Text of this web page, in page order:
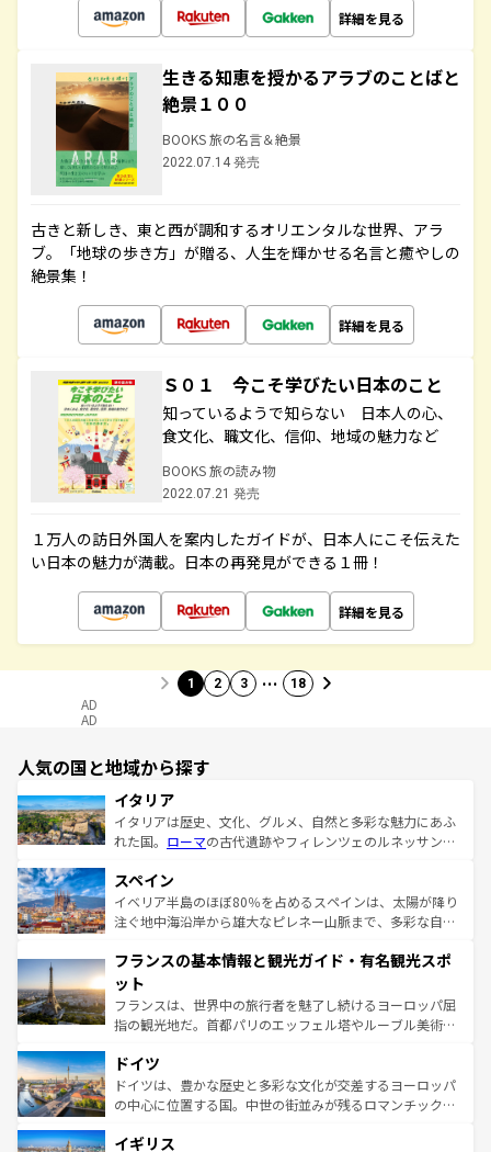
詳細を見る
生きる知恵を授かるアラブのことばと
絶景１００
BOOKS 旅の名言＆絶景
2022.07.14 発売
古きと新しき、東と西が調和するオリエンタルな世界、アラ
ブ。「地球の歩き方」が贈る、人生を輝かせる名言と癒やしの
絶景集！
詳細を見る
Ｓ０１ 今こそ学びたい日本のこと
知っているようで知らない 日本人の心、
食文化、職文化、信仰、地域の魅力など
BOOKS 旅の読み物
2022.07.21 発売
１万人の訪日外国人を案内したガイドが、日本人にこそ伝えた
い日本の魅力が満載。日本の再発見ができる１冊！
詳細を見る
1 2 3 … 18
AD
AD
人気の国と地域から探す
イタリア
イタリアは歴史、文化、グルメ、自然と多彩な魅力にあふ
れた国。 ローマの古代遺跡やフィレンツェのルネッサンス
ろん、トスカーナの美しい田園風景やアマルフィ海岸の絶
景など、自然景観も見逃せない。観光の合間には、本場の
ピザやパスタなど、絶品のイタリア料理を堪能することも
ませてくれるイタリアで、忘れられない旅をしてみよう！
なお、新着のイタリア情報は
しい。
スペイン
イベリア半島のほぼ80％を占めるスペインは、太陽が降り
注ぐ地中海沿岸から雄大なピレネー山脈まで、多彩な自然
文化が根付くこの国では、情熱的なフラメンコ、熱気あふ
れる闘牛、そして美味しいタパスが生活の一部となってい
る。首都マドリードの洗練された雰囲気や、バルセロナの
アートに溢れた街角から、地方では古代ローマ遺跡や中世
せる。地方によって風土や気候が異なるスペインはその個
性で訪れる人を魅了する。 なお、新着のスペイン情報は コ
ンテンツ一覧を参照してほしい。
フランスの基本情報と観光ガイド・有名観光スポ
ット
フランスは、世界中の旅行者を魅了し続けるヨーロッパ屈
指の観光地だ。首都パリのエッフェル塔やルーブル美術館
で、幅広い魅力が詰まっている。華麗な宮殿、歴史的な大
聖堂、美しいビーチ、そして豊かな自然が、訪れる者を心
から魅了する。また、フランスは美食の国としても知ら
いる。シャンパンの発祥地であるランス、プロヴァンスの
ドイツ
ドイツは、豊かな歴史と多彩な文化が交差するヨーロッパ
の中心に位置する国。中世の街並みが残るロマンチック街
顔を持つこの国は、どこを歩いても飽きることがない。ベ
イギリス